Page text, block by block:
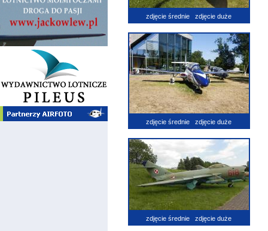
zdjęcie średnie zdjęcie duże
zdjęcie średnie zdjęcie duże
zdjęcie średnie zdjęcie duże